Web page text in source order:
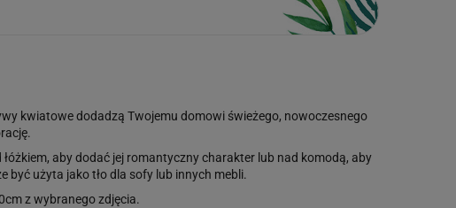
kwiatowe dodadzą Twojemu domowi świeżego, nowoczesnego
aby dodać jej romantyczny charakter lub nad komodą, aby
użyta jako tło dla sofy lub innych mebli.
z wybranego zdjęcia.